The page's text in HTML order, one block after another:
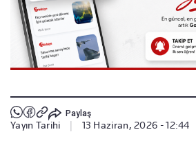
Paylaş
Yayın Tarihi 13 Haziran, 2026 - 12:44